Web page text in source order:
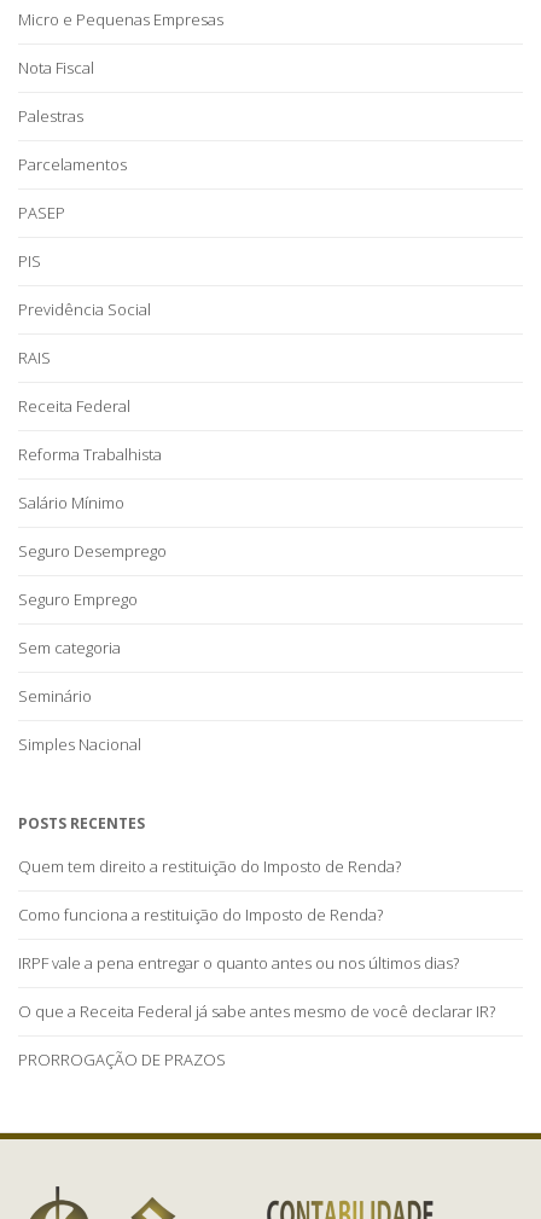
Micro e Pequenas Empresas
Nota Fiscal
Palestras
Parcelamentos
PASEP
PIS
Previdência Social
RAIS
Receita Federal
Reforma Trabalhista
Salário Mínimo
Seguro Desemprego
Seguro Emprego
Sem categoria
Seminário
Simples Nacional
POSTS RECENTES
Quem tem direito a restituição do Imposto de Renda?
Como funciona a restituição do Imposto de Renda?
IRPF vale a pena entregar o quanto antes ou nos últimos dias?
O que a Receita Federal já sabe antes mesmo de você declarar IR?
PRORROGAÇÃO DE PRAZOS